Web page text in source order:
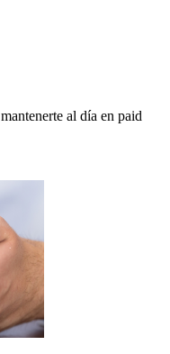
al día en paid